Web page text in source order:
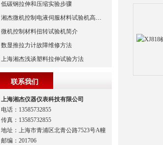
低碳钢拉伸和压缩实验步骤
湘杰微机控制电液伺服材料试验机高效规划与运输指南
微机控制材料扭转试验机简介
数显推拉力计故障维修方法
上海湘杰浅谈塑料拉伸试验方法
联系我们
上海湘杰仪器仪表科技有限公司
电话：13585732855
传真：13585732855
地址：上海市青浦区北青公路7523号A幢
邮编：201706